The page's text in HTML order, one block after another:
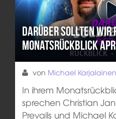
Darüber sollten wir
Monatsrückblick
von Michael
In ihrem
sprechen Christian
Prevails und Michael